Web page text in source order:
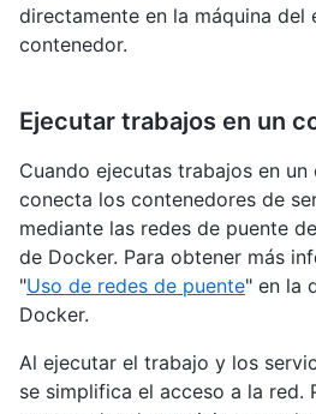
directamente en la máquina del
contenedor.
Ejecutar trabajos en un
Cuando ejecutas trabajos en
conecta los contenedores de
mediante las redes de puente
de Docker. Para obtener más
"Uso de redes de puente" en la
Docker.
Al ejecutar el trabajo y los
se simplifica el acceso a la red.